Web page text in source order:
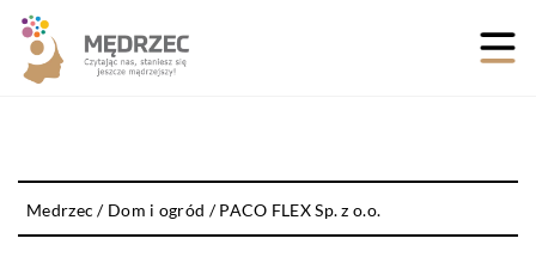
Medrzec / Dom i ogród /PACO FLEX Sp. z o.o.